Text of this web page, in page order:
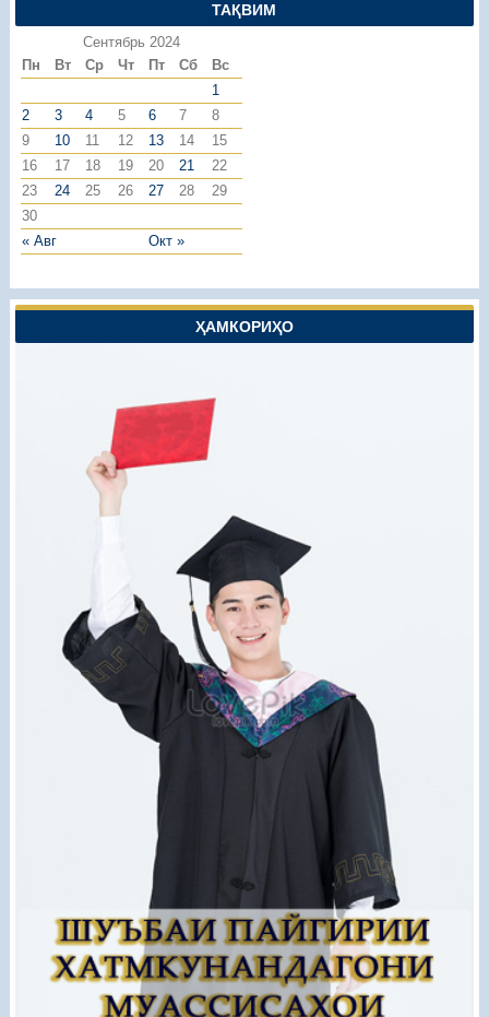
ТАҚВИМ
Сентябрь 2024
Пн
Вт Ср Чт Пт Сб Вс
« Авг Окт »
1
2
3 4 5 6 7
8
9
10 11 12 13 14
15
16
17 18 19 20 21
22
23
24 25 26 27 28
29
30
ҲАМКОРИҲО